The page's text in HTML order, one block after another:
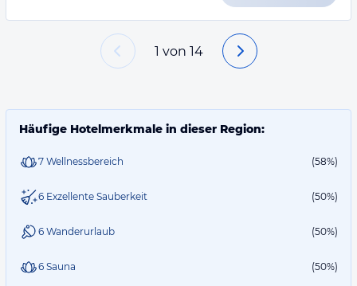
1 von 14
Häufige Hotelmerkmale in dieser Region:
7 Wellnessbereich (58%)
6 Exzellente Sauberkeit (50%)
6 Wanderurlaub (50%)
6 Sauna (50%)